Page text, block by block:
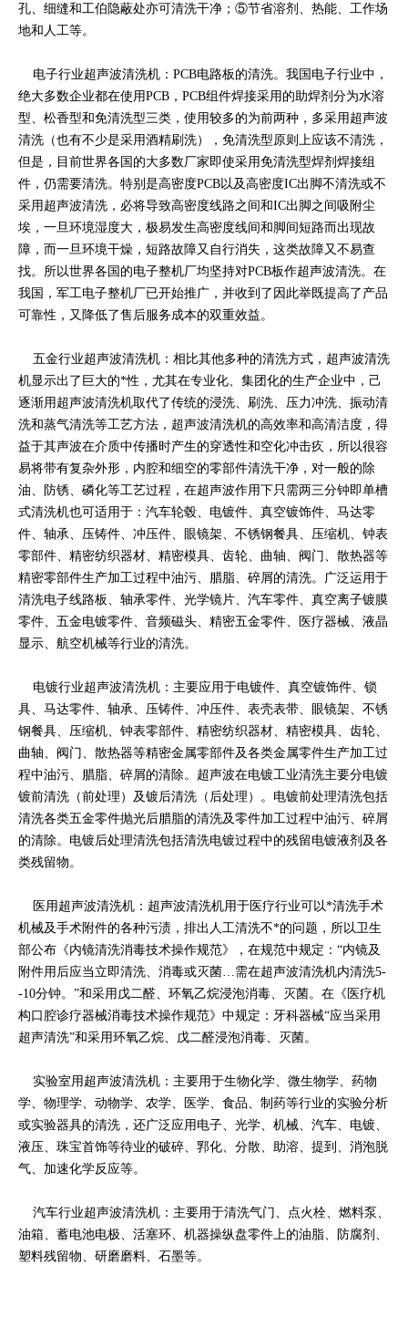
孔、细缝和工伯隐蔽处亦可清洗干净；⑤节省溶剂、热能、工作场
地和人工等。
电子行业超声波清洗机：PCB电路板的清洗。我国电子行业中，
绝大多数企业都在使用PCB，PCB组件焊接采用的助焊剂分为水溶
型、松香型和免清洗型三类，使用较多的为前两种，多采用超声波
清洗（也有不少是采用酒精刷洗），免清洗型原则上应该不清洗，
但是，目前世界各国的大多数厂家即使采用免清洗型焊剂焊接组
件，仍需要清洗。特别是高密度PCB以及高密度IC出脚不清洗或不
采用超声波清洗，必将导致高密度线路之间和IC出脚之间吸附尘
埃，一旦环境湿度大，极易发生高密度线间和脚间短路而出现故
障，而一旦环境干燥，短路故障又自行消失，这类故障又不易查
找。所以世界各国的电子整机厂均坚持对PCB板作超声波清洗。在
我国，军工电子整机厂已开始推广，并收到了因此举既提高了产品
可靠性，又降低了售后服务成本的双重效益。
五金行业超声波清洗机：相比其他多种的清洗方式，超声波清洗
机显示出了巨大的*性，尤其在专业化、集团化的生产企业中，己
逐渐用超声波清洗机取代了传统的浸洗、刷洗、压力冲洗、振动清
洗和蒸气清洗等工艺方法，超声波清洗机的高效率和高清洁度，得
益于其声波在介质中传播时产生的穿透性和空化冲击疚，所以很容
易将带有复杂外形，内腔和细空的零部件清洗干净，对一般的除
油、防锈、磷化等工艺过程，在超声波作用下只需两三分钟即单槽
式清洗机也可适用于：汽车轮毂、电镀件、真空镀饰件、马达零
件、轴承、压铸件、冲压件、眼镜架、不锈钢餐具、压缩机、钟表
零部件、精密纺织器材、精密模具、齿轮、曲轴、阀门、散热器等
精密零部件生产加工过程中油污、腊脂、碎屑的清洗。广泛运用于
清洗电子线路板、轴承零件、光学镜片、汽车零件、真空离子镀膜
零件、五金电镀零件、音频磁头、精密五金零件、医疗器械、液晶
显示、航空机械等行业的清洗。
电镀行业超声波清洗机：主要应用于电镀件、真空镀饰件、锁
具、马达零件、轴承、压铸件、冲压件、表壳表带、眼镜架、不锈
钢餐具、压缩机、钟表零部件、精密纺织器材、精密模具、齿轮、
曲轴、阀门、散热器等精密金属零部件及各类金属零件生产加工过
程中油污、腊脂、碎屑的清除。超声波在电镀工业清洗主要分电镀
镀前清洗（前处理）及镀后清洗（后处理）。电镀前处理清洗包括
清洗各类五金零件抛光后腊脂的清洗及零件加工过程中油污、碎屑
的清除。电镀后处理清洗包括清洗电镀过程中的残留电镀液剂及各
类残留物。
医用超声波清洗机：超声波清洗机用于医疗行业可以*清洗手术
机械及手术附件的各种污渍，排出人工清洗不*的问题，所以卫生
部公布《内镜清洗消毒技术操作规范》，在规范中规定：“内镜及
附件用后应当立即清洗、消毒或灭菌…需在超声波清洗机内清洗5-
-10分钟。”和采用戊二醛、环氧乙烷浸泡消毒、灭菌。在《医疗机
构口腔诊疗器械消毒技术操作规范》中规定：牙科器械“应当采用
超声清洗”和采用环氧乙烷、戊二醛浸泡消毒、灭菌。
实验室用超声波清洗机：主要用于生物化学、微生物学、药物
学、物理学、动物学、农学、医学、食品、制药等行业的实验分析
或实验器具的清洗，还广泛应用电子、光学、机械、汽车、电镀、
液压、珠宝首饰等待业的破碎、郛化、分散、助溶、提到、消泡脱
气、加速化学反应等。
汽车行业超声波清洗机：主要用于清洗气门、点火栓、燃料泵、
油箱、蓄电池电极、活塞环、机器操纵盘零件上的油脂、防腐剂、
塑料残留物、研磨磨料、石墨等。